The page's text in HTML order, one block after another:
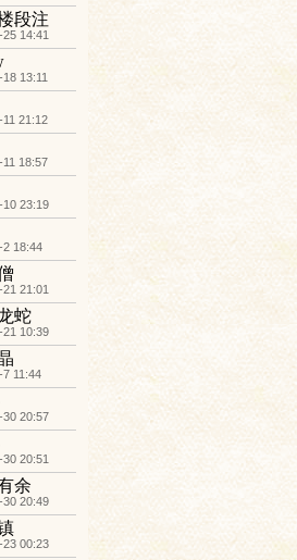
段注
14:41
13:11
21:12
18:57
10 23:19
2 18:44
21:01
蛇
21 10:39
11:44
30 20:57
20:51
余
30 20:49
23 00:23